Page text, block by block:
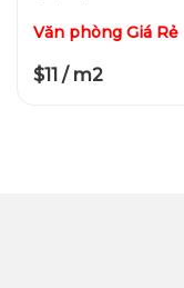
Văn phòng Giá Rẻ
$11 / m2